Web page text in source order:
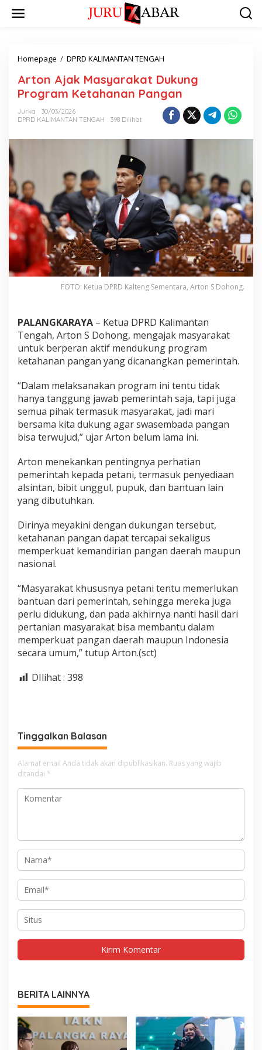
Homepage / DPRD KALIMANTAN TENGAH
Arton Ajak Masyarakat Dukung
Program Ketahanan Pangan
Jurka
30/03/2026
DPRD KALIMANTAN TENGAH
398 Dilihat
FOTO: Ketua DPRD Kalteng Sementara, Arton S Dohong.
PALANGKARAYA – Ketua DPRD Kalimantan
Tengah, Arton S Dohong, mengajak masyarakat
untuk berperan aktif mendukung program
ketahanan pangan yang dicanangkan pemerintah.
“Dalam melaksanakan program ini tentu tidak
hanya tanggung jawab pemerintah saja, tapi juga
semua pihak termasuk masyarakat, jadi mari
bersama kita dukung agar swasembada pangan
bisa terwujud,” ujar Arton belum lama ini.
Arton menekankan pentingnya perhatian
pemerintah kepada petani, termasuk penyediaan
alsintan, bibit unggul, pupuk, dan bantuan lain
yang dibutuhkan.
Dirinya meyakini dengan dukungan tersebut,
ketahanan pangan dapat tercapai sekaligus
memperkuat kemandirian pangan daerah maupun
nasional.
“Masyarakat khususnya petani tentu memerlukan
bantuan dari pemerintah, sehingga mereka juga
perlu didukung, dan pada akhirnya nanti hasil dari
pertanian masyarakat bisa membantu dalam
memperkuat pangan daerah maupun Indonesia
secara umum,” tutup Arton.(sct)
DIlihat : 398
Tinggalkan Balasan
Alamat email Anda tidak akan dipublikasikan. Ruas yang wajib
ditandai *
BERITA LAINNYA